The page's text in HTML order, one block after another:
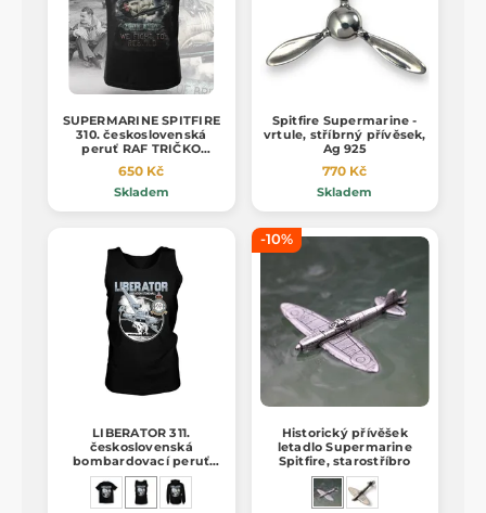
SUPERMARINE SPITFIRE
310. československá
peruť RAF TRIČKO
pánské
650 Kč
Skladem
Spitfire Supermarine -
vrtule, stříbrný přívěsek,
Ag 925
770 Kč
Skladem
LIBERATOR 311.
československá
bombardovací peruť
RAF tílko
-10%
Historický přívěšek
letadlo Supermarine
Spitfire, starostříbro